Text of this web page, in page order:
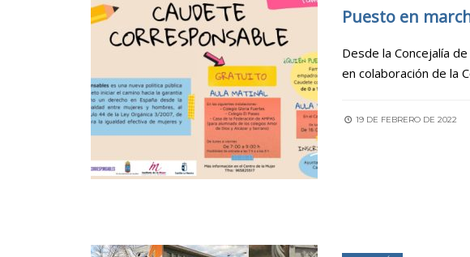
Puesto en
Desde la Concejalía
en colaboración de la
19 DE FEBRERO DE 2022